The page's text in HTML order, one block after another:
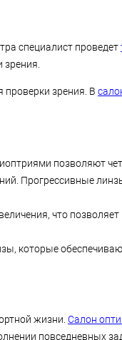
специалист проведет
зрения.
проверки зрения. В
позволяют
Прогрессивные
что
которые
жизни. Салон
повседневных